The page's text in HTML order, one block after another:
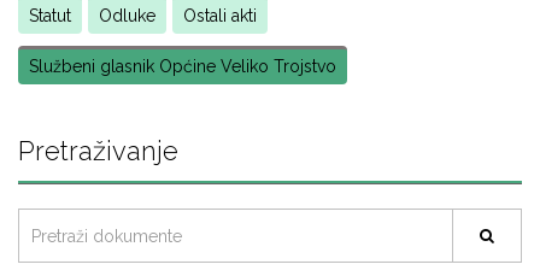
Statut Odluke Ostali akti
Službeni glasnik Općine Veliko Trojstvo
Pretraživanje